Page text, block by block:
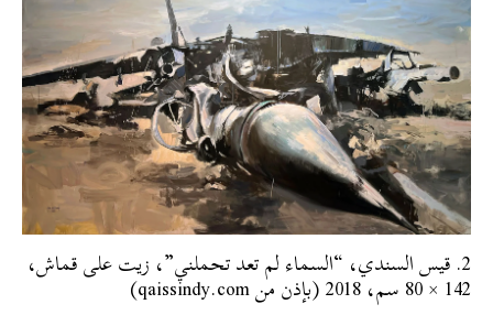
2. قيس السندي، “السماء لم تعد تحملني”، زيت على قماش،
142 × 80 سم، 2018 (بإذن من qaissindy.com)